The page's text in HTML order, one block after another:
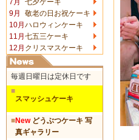
7月
七夕ケーキ
9月
敬老の日お祝ケーキ
10月 ハロウィンケーキ
11月 七五三ケーキ
12月 クリスマスケーキ
毎週日曜日は定休日です
■
スマッシュケーキ
■Newどうぶつケーキ 写
真ギャラリー